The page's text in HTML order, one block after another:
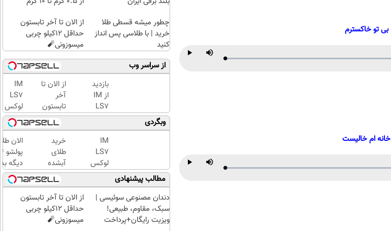
بی تو خاکسترم
Loaded:
Progress:
خانه ام خالیست
Loaded:
Progress:
چطور میشه قسطی طلا
خرید | با طلاسی پس انداز
کنید
از الان تا آخر تابستون
حداقل 12کیلو چربی
میسوزونی🧨
از سراسر وب
بازدید
از IM
LS7
لوکس
ترین
شاسی
بلند
برقی
ایران
در
باشگاه
انقلاب
از الان تا
آخر
تابستون
حداقل
12کیلو
چربی
میسوزونی
🧨
IM
LS7
لوکس
ترین
شاسی
بلند
برقی
ایران
وبگردی
IM
LS7
لوکس
ترین
شاسی
بلند
برقی
ایران
خرید
طلای
آبشده
حتی با
۱۰۰هزارتومان
الان
دیگه
طلا با
بی‌بهره
مطالب پیشنهادی
دندان مصنوعی سوئیسی |
سبک، مقاوم، طبیعی!
ویزیت رایگان+پرداخت
از الان تا آخر تابستون
حداقل 12کیلو چربی
میسوزونی🧨